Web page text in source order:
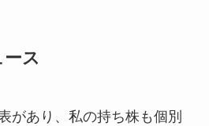
ス
があり、私の持ち株も個別